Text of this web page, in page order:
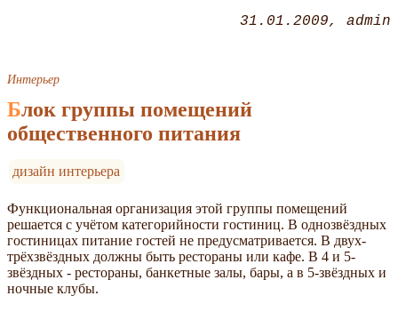
31.01.2009 admin
Интерьер
Блок группы помещений
общественного питания
дизайн интерьера
Функциональная организация этой группы помещений
решается с учётом категорийности гостиниц. В однозвёздных
гостиницах питание гостей не предусматривается. В двух-
трёхзвёздных должны быть рестораны или кафе. В 4 и 5-
звёздных - рестораны, банкетные залы, бары, а в 5-звёздных и
ночные клубы.